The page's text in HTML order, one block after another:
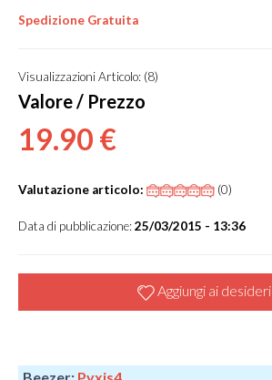
Spedizione Gratuita
Visualizzazioni Articolo: (8)
Valore / Prezzo
19.90 €
Valutazione articolo: (0)
Data di pubblicazione:25/03/2015 - 13:36
Aggiungi ai desideri
Beezer: Pyxis4